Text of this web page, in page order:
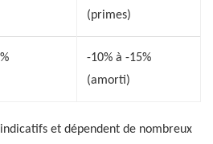
(primes)
-10% à -15%
(amorti)
et dépendent de nombreux